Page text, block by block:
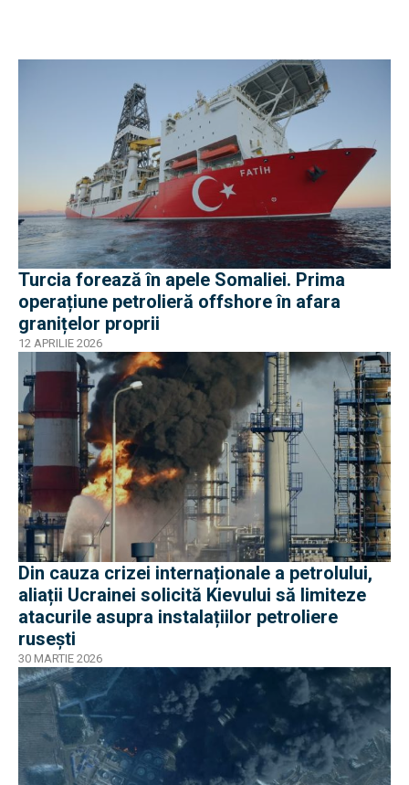
Turcia forează în apele Somaliei. Prima
operațiune petrolieră offshore în afara
granițelor proprii
12 APRILIE 2026
Din cauza crizei internaționale a petrolului,
aliații Ucrainei solicită Kievului să limiteze
atacurile asupra instalațiilor petroliere
rusești
30 MARTIE 2026